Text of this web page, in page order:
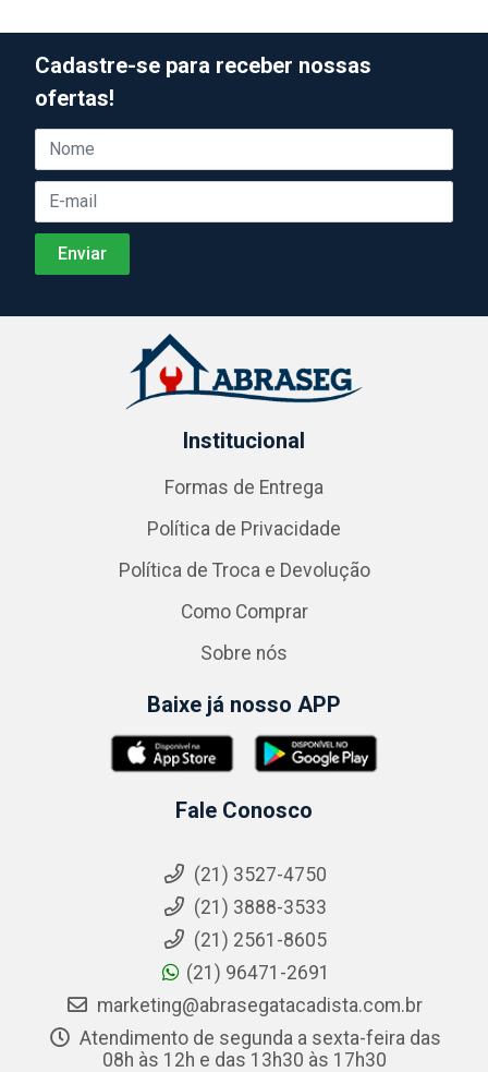
Cadastre-se para receber nossas
ofertas!
Institucional
Formas de Entrega
Política de Privacidade
Política de Troca e Devolução
Como Comprar
Sobre nós
Baixe já nosso APP
Fale Conosco
(21) 3527-4750
(21) 3888-3533
(21) 2561-8605
(21) 96471-2691
marketing@abrasegatacadista.com.br
Atendimento de segunda a sexta-feira das
08h às 12h e das 13h30 às 17h30